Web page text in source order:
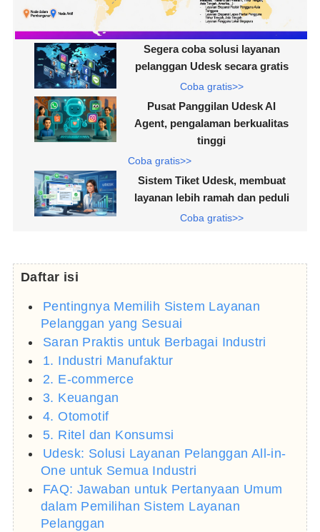
Segera coba solusi layanan
pelanggan Udesk secara gratis
Coba gratis>>
Pusat Panggilan Udesk AI
Agent, pengalaman berkualitas
tinggi
Coba gratis>>
Sistem Tiket Udesk, membuat
layanan lebih ramah dan peduli
Coba gratis>>
Daftar isi
Pentingnya Memilih Sistem Layanan
Pelanggan yang Sesuai
Saran Praktis untuk Berbagai Industri
1. Industri Manufaktur
2. E-commerce
3. Keuangan
4. Otomotif
5. Ritel dan Konsumsi
Udesk: Solusi Layanan Pelanggan All-in-
One untuk Semua Industri
FAQ: Jawaban untuk Pertanyaan Umum
dalam Pemilihan Sistem Layanan
Pelanggan